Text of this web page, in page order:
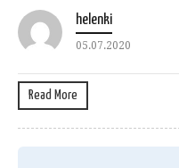
helenki
05.07.2020
Read More